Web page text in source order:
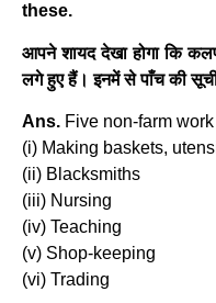
these.
आपने शायद देखा होगा कि
लगे हुए हैं। इनमें से पाँच की
Ans. Five non-farm
(i) Making baskets,
(ii) Blacksmiths
(iii) Nursing
(iv) Teaching
(v) Shop-keeping
(vi) Trading